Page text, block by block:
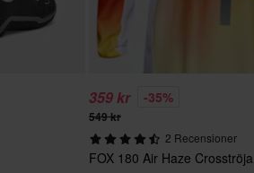
359 kr -35%
549 kr
2 Recensioner
FOX 180 Air Haze Crosströja